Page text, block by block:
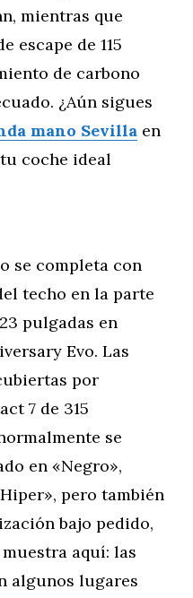
mientras que
escape de 115
de carbono
¿Aún sigues
mano Sevilla en
coche ideal
se completa con
techo en la parte
pulgadas en
Evo. Las
por
7 de 315
se
en «Negro»,
pero también
bajo pedido,
aquí: las
algunos lugares